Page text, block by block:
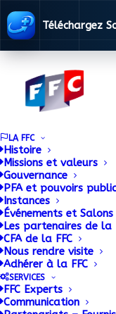
Téléchargez
LA FFC
Histoire
Missions et valeurs
Gouvernance
PFA et pouvoirs
Instances
Événements et Salons
Les partenaires de la
CFA de la FFC
Nous rendre visite
Adhérer à la FFC
SERVICES
FFC Experts
Communication